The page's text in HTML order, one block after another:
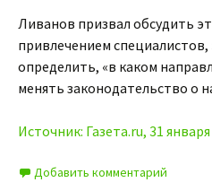
Ливанов призвал обсудить
привлечением
определить, «в каком
менять законодательство о
Источник: Газета.ru, 31 января
Добавить комментарий